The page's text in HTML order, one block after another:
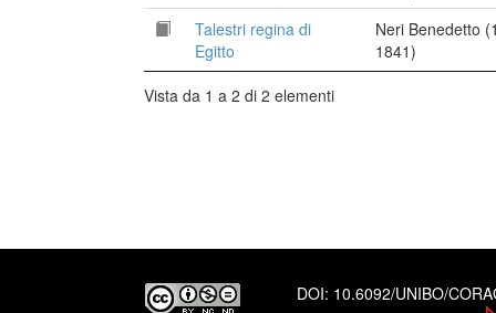
Talestri regina di
Egitto
Neri Benedetto
1841)
Vista da 1 a 2 di 2 elementi
DOI: 10.6092/UNIBO/